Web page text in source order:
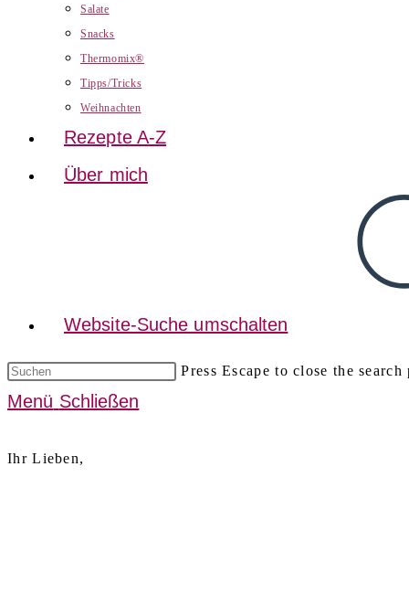
Salate
Snacks
Thermomix®
Tipps/Tricks
Weihnachten
Rezepte A-Z
Über mich
Website-Suche umschalten
Press Escape to close the search
Menü Schließen
Ihr Lieben,